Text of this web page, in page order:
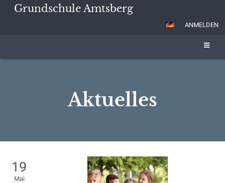
Grundschule Amtsberg
ANMELDEN
Aktuelles
19
Mai